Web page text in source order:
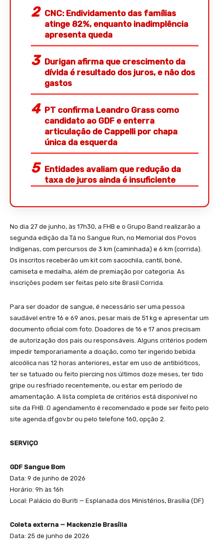
CNC: Endividamento das famílias
atinge 82%, enquanto inadimplência
apresenta queda
Durigan afirma que crescimento da
dívida é resultado dos juros, e não dos
gastos
PT confirma Leandro Grass como
candidato ao GDF e enterra
articulação de Cappelli por chapa
única da esquerda
Entidades avaliam que redução da
taxa de juros ainda é insuficiente
No dia 27 de junho, às 17h30, a FHB e o Grupo Band realizarão a
segunda edição da Tá no Sangue Run, no Memorial dos Povos
Indígenas, com percursos de 3 km (caminhada) e 6 km (corrida).
Os inscritos receberão um kit com sacochila, cantil, boné,
camiseta e medalha, além de premiação por categoria. As
inscrições podem ser feitas pelo site Brasil Corrida.
Para ser doador de sangue, é necessário ser uma pessoa
saudável entre 16 e 69 anos, pesar mais de 51 kg e apresentar um
documento oficial com foto. Doadores de 16 e 17 anos precisam
de autorização dos pais ou responsáveis. Alguns critérios podem
impedir temporariamente a doação, como ter ingerido bebida
alcoólica nas 12 horas anteriores, estar em uso de antibióticos,
ter se tatuado ou feito piercing nos últimos doze meses, ter tido
gripe ou resfriado recentemente, ou estar em período de
amamentação. A lista completa de critérios está disponível no
site da FHB. O agendamento é recomendado e pode ser feito pelo
site agenda.df.gov.br ou pelo telefone 160, opção 2.
SERVIÇO
GDF Sangue Bom
Data: 9 de junho de 2026
Horário: 9h às 16h
Local: Palácio do Buriti — Esplanada dos Ministérios, Brasília (DF)
Coleta externa — Mackenzie Brasília
Data: 25 de junho de 2026